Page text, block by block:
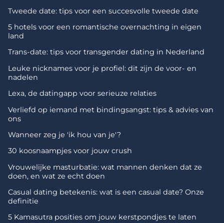
Tweede date: tips voor een succesvolle tweede date
5 hotels voor een romantische overnachting in eigen
land
Trans-date: tips voor transgender dating in Nederland
Leuke nicknames voor je profiel: dit zijn de voor- en
nadelen
Lexa, de datingapp voor serieuze relaties
Verliefd op iemand met bindingsangst: tips & advies van
ons
Wanneer zeg je 'ik hou van je'?
30 koosnaampjes voor jouw crush
Vrouwelijke masturbatie: wat mannen denken dat ze
doen, en wat ze echt doen
Casual dating betekenis: wat is een casual date? Onze
definitie
5 Kamasutra posities om jouw kerstpondjes te laten